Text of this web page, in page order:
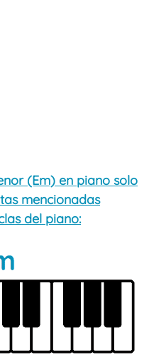
(Em) en piano solo
mencionadas
del piano: